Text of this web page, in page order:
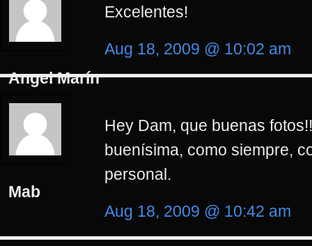
Angel Marín
Excelentes!
Aug 18, 2009 @ 10:02 am
Mab
Hey Dam, que buenas
buenísima, como siempre,
personal.
Aug 18, 2009 @ 10:42 am